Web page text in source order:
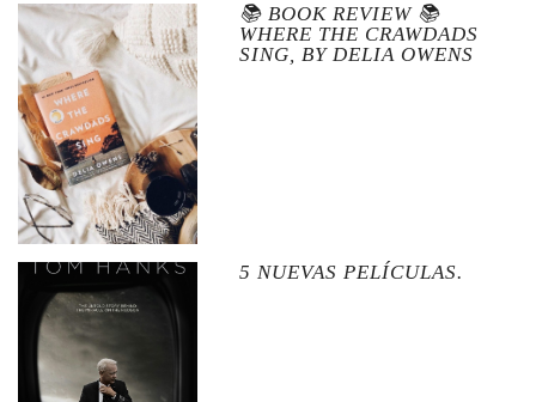
📚 BOOK REVIEW 📚
WHERE THE CRAWDADS
SING, BY DELIA OWENS
5 NUEVAS PELÍCULAS.